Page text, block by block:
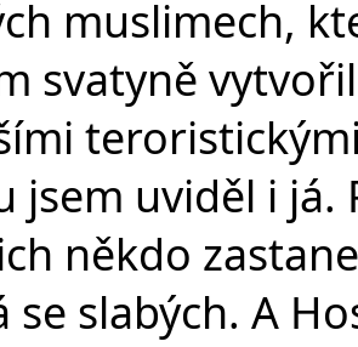
muslimech,
svatyně
jsem uviděl i
někdo
se slabých. A